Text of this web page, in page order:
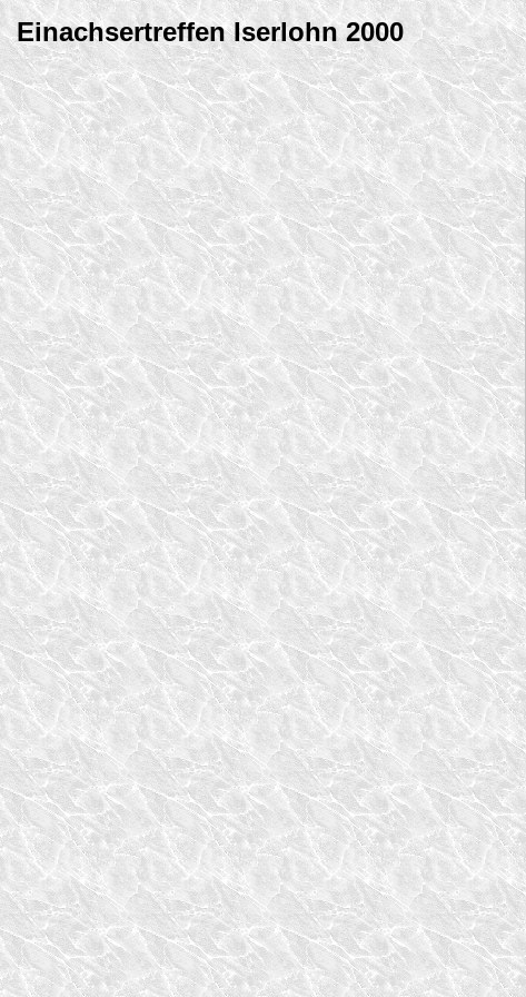
Einachsertreffen Iserlohn 2000